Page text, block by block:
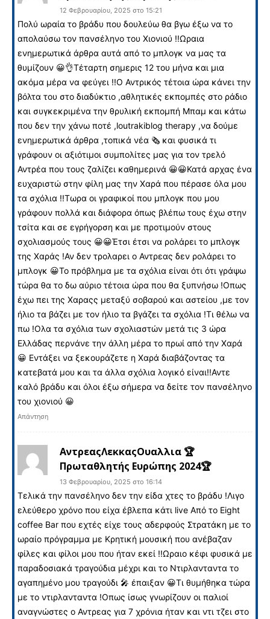
12 Φεβρουαρίου, 2025 στο 15:21
Πολύ ωραία το βράδυ που δουλεύω θα βγω έξω να το
απολαύσω τον πανσέληνο του Χιονιού !!Ωραια
ενημερωτικά άρθρα αυτά από το μπλογκ να μας τα
θυμίζουν 😀👌Τέταρτη σημερις 12 του μήνα και μια
ακόμα μέρα να φεύγει !!Ο Αντρικός τέτοια ώρα κάνει την
βόλτα του στο διαδύκτιο ,αθλητικές εκπομπές στο ράδιο
και συγκεκριμένα την θρυλική εκπομπή Μπαμ και κάτω
που δεν την χάνω ποτέ ,loutrakiblog therapy ,να δούμε
ενημερωτικά άρθρα ,τοπικά νέα 🗞️ και φυσικά τι
γράφουν οι αξιότιμοι συμπολίτες μας για τον τρελό
Αντρέα που τους ζαλίζει καθημερινά 😀😀Κατά αρχας ένα
ευχαριστώ στην φίλη μας την Χαρά που πέρασε όλα μου
τα σχόλια !!Τωρα οι γραφικοί που μπλογκ που μου
γράφουν πολλά και διάφορα όπως βλέπω τους έχω στην
τσίτα και σε εγρήγορση και με προτιμούν στους
σχολιασμούς τους 😀😀Έτσι έτσι να ρολάρει το μπλογκ
της Χαράς !Αν δεν τρολαρει ο Αντρεας δεν ρολάρει το
μπλογκ 😀Το πρόβλημα με τα σχόλια είναι ότι ότι γράψω
τώρα θα το δω αύριο τέτοια ώρα που θα ξυπνήσω !Οπως
έχω πει της Χαραςς μεταξύ σοβαρού και αστείου ,με τον
ήλιο τα βάζει με τον ήλιο τα βγάζει τα σχόλια !Τι θέλω να
πω !Ολα τα σχόλια των σχολιαστών μετά τις 3 ώρα
Ελλάδας περνάνε την άλλη μέρα το πρωί από την Χαρά
😀 Εντάξει να ξεκουράζετε η Χαρά διαβάζοντας τα
κατεβατά μου και τα άλλα σχόλια λογικό είναι!!Αντε
καλό βράδυ και όλοι έξω σήμερα να δείτε τον πανσέληνο
του χιονιού 😀
Απάντηση
ΑντρεαςΛεκκαςΟυαλλια 🏆
Πρωταθλητής Ευρώπης 2024🏆
13 Φεβρουαρίου, 2025 στο 16:14
Τελικά την πανσέληνο δεν την είδα χτες το βράδυ !Λιγο
ελεύθερο χρόνο που είχα έβλεπα κάτι live Από το Eight
coffee Bar που εχτές είχε τους αδερφούς Στρατάκη με το
ωραίο πρόγραμμα με Κρητική μουσική που ανέβαζαν
φίλες και φίλοι μου που ήταν εκεί !!Ωραιο κέφι φυσικά με
παραδοσιακά τραγούδια μέχρι και το Ντιρλανταντα το
αγαπημένο μου τραγούδι 🎤 έπαιξαν 😀Τι θυμήθηκα τώρα
με το ντιρλανταντα !Οπως ίσως γνωρίζουν οι παλιοί
αναγνώστες ο Αντρεας για 7 χρόνια ήταν και ντι τζει στο